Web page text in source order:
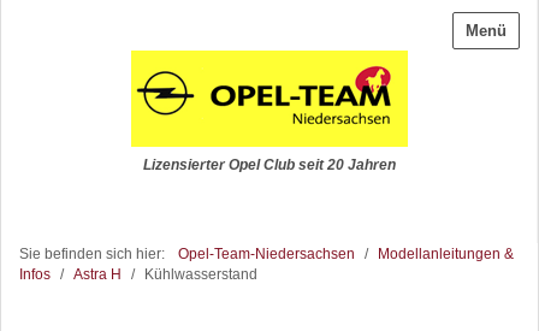
Menü
Lizensierter Opel Club seit 20 Jahren
Sie befinden sich hier: Opel-Team-Niedersachsen /
Modellanleitungen &
Infos
/ Astra H / Kühlwasserstand